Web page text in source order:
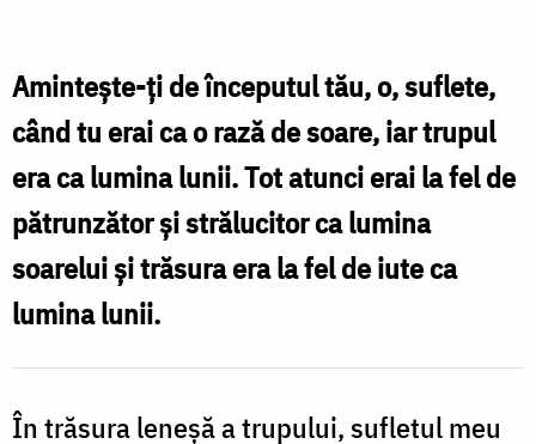
o
rază
de
soare,
ca
lumina
lunii
Amintește-ți de începutul tău, o, suflete,
când tu erai ca o rază de soare, iar trupul
era ca lumina lunii. Tot atunci erai la fel de
pătrunzător și strălucitor ca lumina
soarelui și trăsura era la fel de iute ca
lumina lunii.
În trăsura leneşă a trupului, sufletul meu